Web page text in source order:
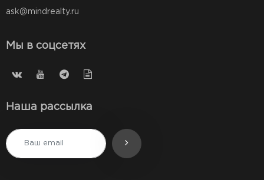
ask@mindrealty.ru
Мы в соцсетях
Наша рассылка